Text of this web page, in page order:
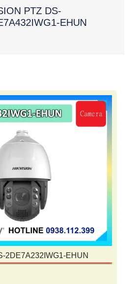
PTZ DS-
EHUN
2DE7A232IWG1-EHUN